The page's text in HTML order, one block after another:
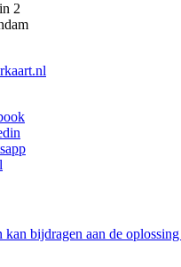
2
kan bijdragen aan de